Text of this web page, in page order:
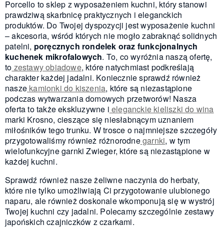
Porcello to sklep z wyposażeniem kuchni, który stanowi
prawdziwą skarbnicę praktycznych i eleganckich
produktów. Do Twojej dyspozycji jest wyposażenie kuchni
– akcesoria, wśród których nie mogło zabraknąć solidnych
patelni, poręcznych rondelek oraz funkcjonalnych
kuchenek mikrofalowych. To, co wyróżnia naszą ofertę,
to zestawy obiadowe, które natychmiast podkreślają
charakter każdej jadalni. Koniecznie sprawdź również
nasze kamionki do kiszenia, które są niezastąpione
podczas wytwarzania domowych przetworów! Nasza
oferta to także ekskluzywne i eleganckie kieliszki do wina
marki Krosno, cieszące się niesłabnącym uznaniem
miłośników tego trunku. W trosce o najmniejsze szczegóły
przygotowaliśmy również różnorodnegarnki, w tym
wielofunkcyjne garnki Zwieger, które są niezastąpione w
każdej kuchni.
Sprawdź również nasze żeliwne naczynia do herbaty,
które nie tylko umożliwiają Ci przygotowanie ulubionego
naparu, ale również doskonale wkomponują się w wystrój
Twojej kuchni czy jadalni. Polecamy szczególnie zestawy
japońskich czajniczków z czarkami.